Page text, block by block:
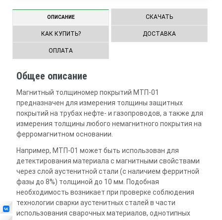
ОПИСАНИЕ СКАЧАТЬ
КАК КУПИТЬ? ДОСТАВКА
ОПЛАТА
Общее описание
Магнитный толщиномер покрытий МТП-01
предназначен для измерения толщины защитных
покрытий на трубах нефте- и газопроводов, а также для
измерения толщины любого немагнитного покрытия на
ферромагнитном основании.
Например, МТП-01 может быть использован для
детектирования материала с магнитными свойствами
через слой аустенитной стали (с наличием ферритной
фазы до 8%) толщиной до 10 мм. Подобная
необходимость возникает при проверке соблюдения
технологии сварки аустенитных сталей в части
использования сварочных материалов, однотипных